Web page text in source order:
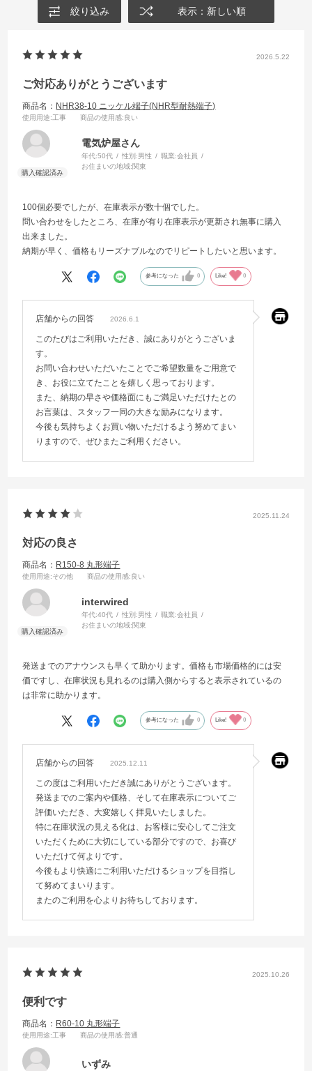
絞り込み 表示：新しい順
2026.5.22
ご対応ありがとうございます
商品名： NHR38-10 ニッケル端子(NHR型耐熱端子)
使用用途:工事 商品の使用感:良い
電気炉屋さん
年代:50代 性別:男性 職業:会社員
お住まいの地域:関東
100個必要でしたが、在庫表示が数十個でした。
問い合わせをしたところ、在庫が有り在庫表示が更新され無事に購入
出来ました。
納期が早く、価格もリーズナブルなのでリピートしたいと思います。
参考になった 0 Like! 0
店舗からの回答 2026.6.1
このたびはご利用いただき、誠にありがとうございま
す。
お問い合わせいただいたことでご希望数量をご用意で
き、お役に立てたことを嬉しく思っております。
また、納期の早さや価格面にもご満足いただけたとの
お言葉は、スタッフ一同の大きな励みになります。
今後も気持ちよくお買い物いただけるよう努めてまい
りますので、ぜひまたご利用ください。
2025.11.24
対応の良さ
商品名： R150-8 丸形端子
使用用途:その他 商品の使用感:良い
interwired
年代:40代 性別:男性 職業:会社員
お住まいの地域:関東
発送までのアナウンスも早くて助かります。価格も市場価格的には安
価ですし、在庫状況も見れるのは購入側からすると表示されているの
は非常に助かります。
参考になった 0 Like! 0
店舗からの回答 2025.12.11
この度はご利用いただき誠にありがとうございます。
発送までのご案内や価格、そして在庫表示についてご
評価いただき、大変嬉しく拝見いたしました。
特に在庫状況の見える化は、お客様に安心してご注文
いただくために大切にしている部分ですので、お喜び
いただけて何よりです。
今後もより快適にご利用いただけるショップを目指し
て努めてまいります。
またのご利用を心よりお待ちしております。
2025.10.26
便利です
商品名： R60-10 丸形端子
使用用途:工事 商品の使用感:普通
いずみ